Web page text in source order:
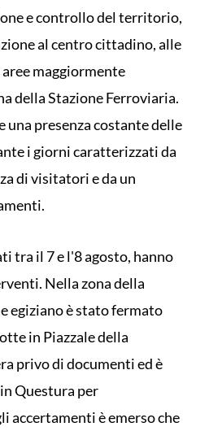
e controllo del territorio,
al centro cittadino, alle
maggiormente
della Stazione Ferroviaria.
una presenza costante delle
i giorni caratterizzati da
di visitatori e da un
tra il 7 e l'8 agosto, hanno
Nella zona della
egiziano è stato fermato
in Piazzale della
privo di documenti ed è
Questura per
accertamenti è emerso che